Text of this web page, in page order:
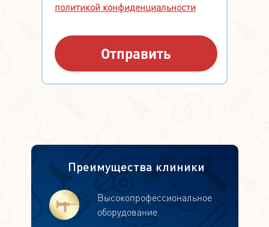
политикой конфиденциальности
Преимущества клиники
Высокопрофессиональное
оборудование